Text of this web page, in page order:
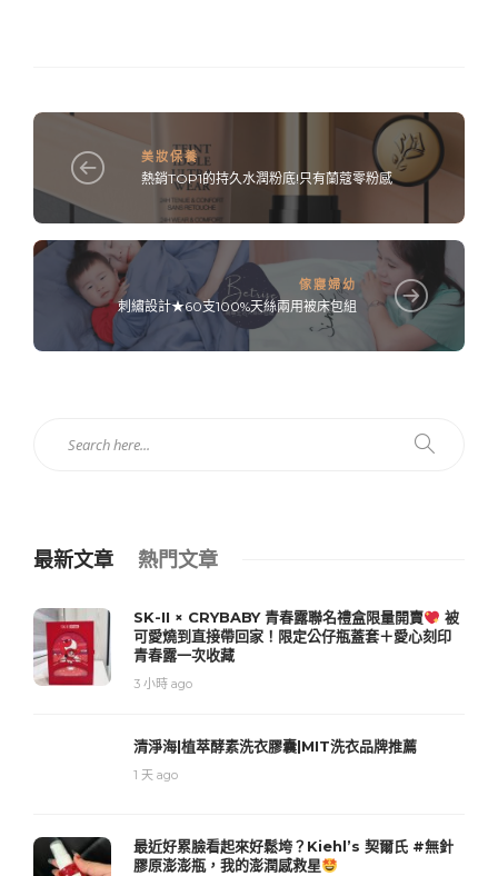
美妝保養
熱銷TOP1的持久水潤粉底!只有蘭蔻零粉感
傢寢婦幼
刺繡設計★60支100%天絲兩用被床包組
最新文章 熱門文章
SK-II × CRYBABY 青春露聯名禮盒限量開賣
被
可愛燒到直接帶回家！限定公仔瓶蓋套＋愛心刻印
青春露一次收藏
3 小時 ago
清淨海|植萃酵素洗衣膠囊|MIT洗衣品牌推薦
1 天 ago
最近好累臉看起來好鬆垮？Kiehl’s 契爾氏 #無針
膠原澎澎瓶，我的澎潤感救星